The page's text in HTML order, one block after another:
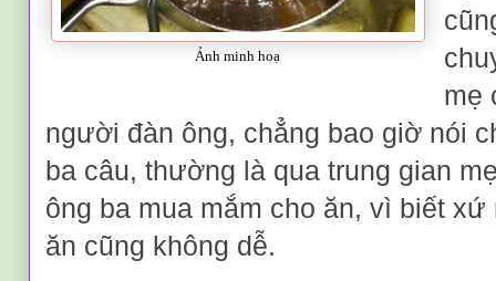
Ảnh minh hoạ
mẹ
người đàn ông, chẳng bao giờ nói
ba câu, thường là qua trung gian
ông ba mua mắm cho ăn, vì biết
ăn cũng không dễ.